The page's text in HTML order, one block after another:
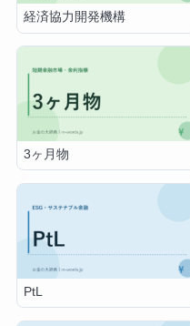
経済協力開発機構
3ヶ月物
PtL